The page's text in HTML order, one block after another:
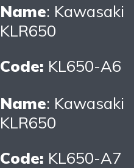
Name: Kawasaki
KLR650
Code: KL650-A6
Name: Kawasaki
KLR650
Code: KL650-A7